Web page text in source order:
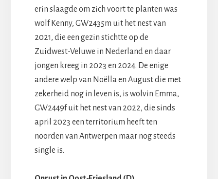
erin slaagde om zich voort te planten was
wolf Kenny, GW2435m uit het nest van
2021, die een gezin stichtte op de
Zuidwest-Veluwe in Nederland en daar
jongen kreeg in 2023 en 2024. De enige
andere welp van Noëlla en August die met
zekerheid nog in leven is, is wolvin Emma,
GW2449f uit het nest van 2022, die sinds
april 2023 een territorium heeft ten
noorden van Antwerpen maar nog steeds
single is.